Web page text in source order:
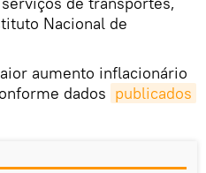
Nacional de
aumento inflacionário
dados publicados